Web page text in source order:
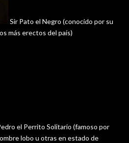
Sir Pato el Negro (conocido por su
más erectos del país)
el Perrito Solitario (famoso por
lobo u otras en estado de